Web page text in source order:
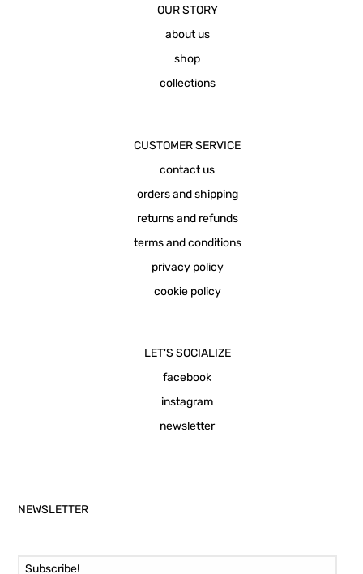
OUR STORY
about us
shop
collections
CUSTOMER SERVICE
contact us
orders and shipping
returns and refunds
terms and conditions
privacy policy
cookie policy
LET'S SOCIALIZE
facebook
instagram
newsletter
NEWSLETTER